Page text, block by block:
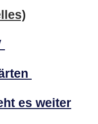
es weiter